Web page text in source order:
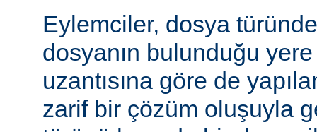
Eylemciler, dosya
dosyanın bulunduğu
uzantısına göre de
zarif bir çözüm oluşuyla